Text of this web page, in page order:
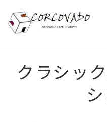
クラシッ